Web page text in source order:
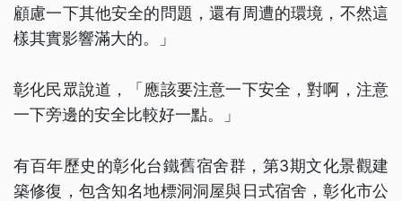
顧慮一下其他安全的問題，還有周遭的環境，不然這
樣其實影響滿大的。」
彰化民眾說道，「應該要注意一下安全，對啊，注意
一下旁邊的安全比較好一點。」
有百年歷史的彰化台鐵舊宿舍群，第3期文化景觀建
築修復，包含知名地標洞洞屋與日式宿舍，彰化市公